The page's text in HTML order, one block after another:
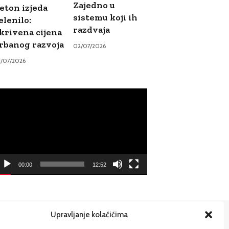
Upravljanje kolačićima
izjeda
cijena
razvoja
07/2026
Zajedno u
sistemu koji ih
razdvaja
02/07/2026
00:00 12:52